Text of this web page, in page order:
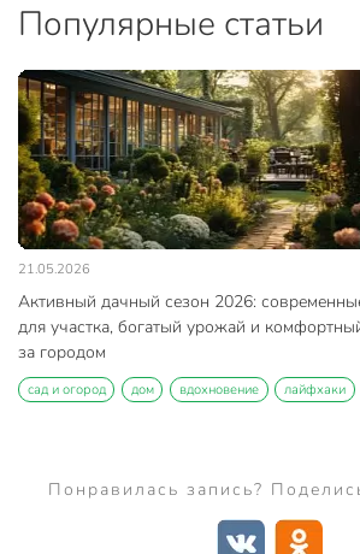
Популярные статьи
21.05.2026
Активный дачный сезон 2026:
для участка, богатый урожай и
за городом
сад и огород дом вдохновение лайфхаки
Понравилась запись?